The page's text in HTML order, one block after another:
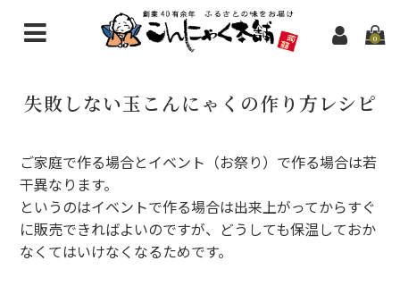
0
問い合わせ
失敗しない玉こんにゃくの作り方レシピ
ご家庭で作る場合とイベント（お祭り）で作る場合は若
干異なります。
というのはイベントで作る場合は出来上がってからすぐ
に販売できればよいのですが、どうしても保温しておか
なくてはいけなくなるためです。